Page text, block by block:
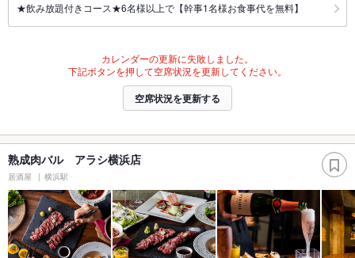
★飲み放題付きコース★6名様以上で【幹事1名様お食事代を無料】
カレンダーの更新に失敗しました。
下記ボタンを押して空席状況を更新してください。
空席状況を更新する
熟成肉バル アラシ横浜店
居酒屋 横浜駅